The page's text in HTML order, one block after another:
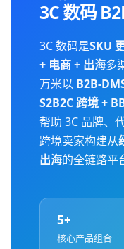
3C 数码
3C 数码是SKU
+ 电商 + 出海多
万米以 B2B-
S2B2C 跨境 +
帮助 3C 品牌、
跨境卖家构建从
出海的全链路平
5+
核心产品组合